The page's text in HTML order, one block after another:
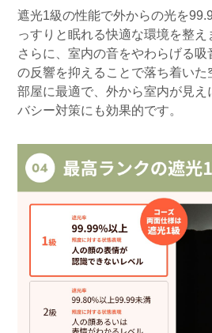
遮光1級の性能で外からの光を
っすりと眠れる快適な環境を整え
さらに、室内の音をやわらげる
の反響を抑えることで落ち着いた
部屋に最適で、外から室内が見え
バシー対策にも効果的です。